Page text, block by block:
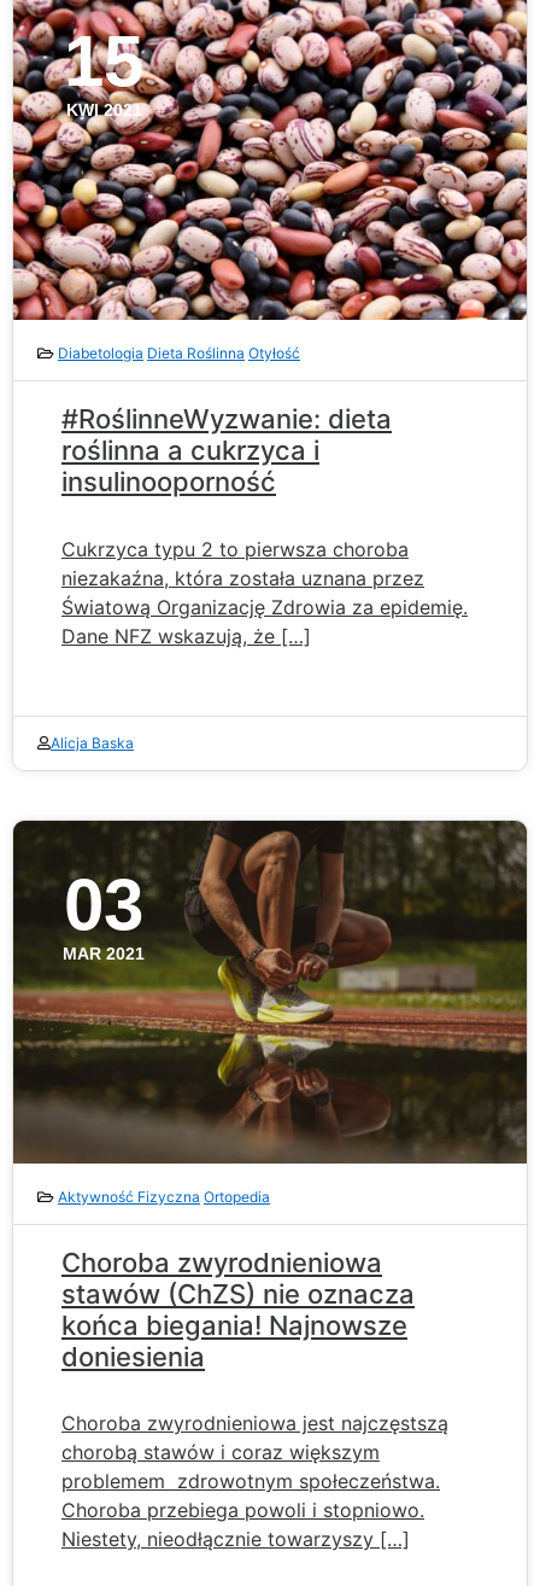
15
KWI 2021
Diabetologia Dieta Roślinna Otyłość
#RoślinneWyzwanie: dieta
roślinna a cukrzyca i
insulinooporność
Cukrzyca typu 2 to pierwsza choroba
niezakaźna, która została uznana przez
Światową Organizację Zdrowia za epidemię.
Dane NFZ wskazują, że […]
Alicja Baska
03
MAR 2021
Aktywność Fizyczna Ortopedia
Choroba zwyrodnieniowa
stawów (ChZS) nie oznacza
końca biegania! Najnowsze
doniesienia
Choroba zwyrodnieniowa jest najczęstszą
chorobą stawów i coraz większym
problemem zdrowotnym społeczeństwa.
Choroba przebiega powoli i stopniowo.
Niestety, nieodłącznie towarzyszy […]